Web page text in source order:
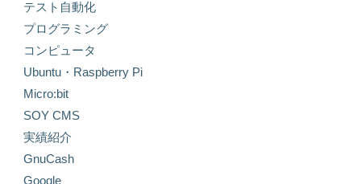
テスト自動化
プログラミング
コンピュータ
Ubuntu・Raspberry Pi
Micro:bit
SOY CMS
実績紹介
GnuCash
Google